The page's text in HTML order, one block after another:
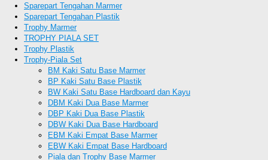
Sparepart Tengahan Marmer
Sparepart Tengahan Plastik
Trophy Marmer
TROPHY PIALA SET
Trophy Plastik
Trophy-Piala Set
BM Kaki Satu Base Marmer
BP Kaki Satu Base Plastik
BW Kaki Satu Base Hardboard dan Kayu
DBM Kaki Dua Base Marmer
DBP Kaki Dua Base Plastik
DBW Kaki Dua Base Hardboard
EBM Kaki Empat Base Marmer
EBW Kaki Empat Base Hardboard
Piala dan Trophy Base Marmer